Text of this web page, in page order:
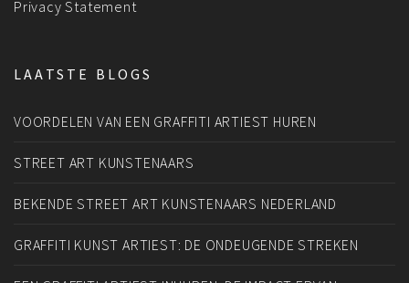
Privacy Statement
LAATSTE BLOGS
VOORDELEN VAN EEN GRAFFITI ARTIEST HUREN
STREET ART KUNSTENAARS
BEKENDE STREET ART KUNSTENAARS NEDERLAND
GRAFFITI KUNST ARTIEST: DE ONDEUGENDE STREKEN